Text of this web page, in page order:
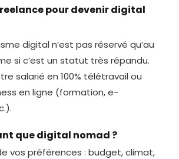
pour devenir digital
digital n’est pas réservé qu’au
si c’est un statut très répandu.
salarié en 100% télétravail ou
en ligne (formation, e-
que digital nomad ?
vos préférences : budget, climat,